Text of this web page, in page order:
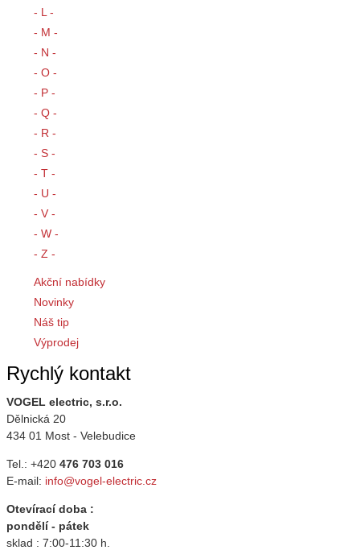
- L -
- M -
- N -
- O -
- P -
- Q -
- R -
- S -
- T -
- U -
- V -
- W -
- Z -
Akční nabídky
Novinky
Náš tip
Výprodej
Rychlý kontakt
VOGEL electric, s.r.o.
Dělnická 20
434 01 Most - Velebudice
Tel.: +420 476 703 016
E-mail: info@vogel-electric.cz
Otevírací doba :
pondělí - pátek
sklad : 7:00-11:30 h.